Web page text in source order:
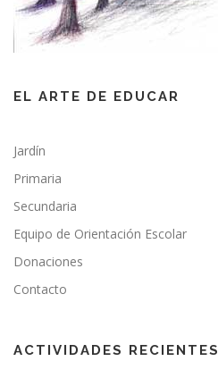
EL ARTE DE EDUCAR
Jardín
Primaria
Secundaria
Equipo de Orientación Escolar
Donaciones
Contacto
ACTIVIDADES RECIENTES